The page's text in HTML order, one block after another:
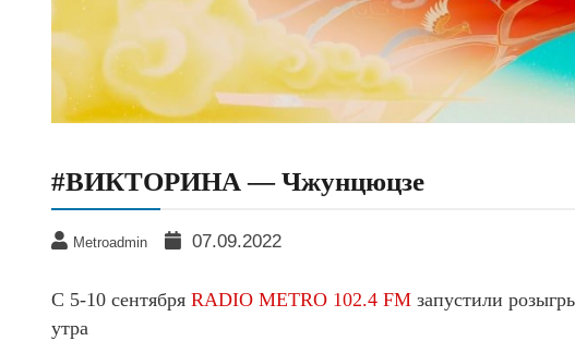
#ВИКТОРИНА — Чжунцюцзе
Metroadmin 07.09.2022
С 5-10 сентября RADIO METRO 102.4 FM запустили
утра